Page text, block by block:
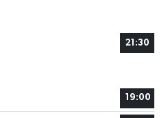
21:30
19:00